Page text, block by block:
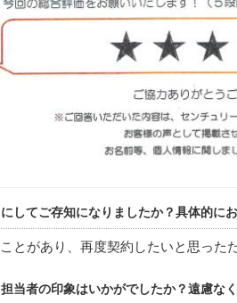
してご存知になりましたか？具体的に
とがあり、再度契約したいと思った
当者の印象はいかがでしたか？遠慮な